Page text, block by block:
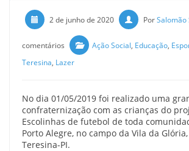
2 de junho de 2020 PorSalomão
comentários Ação Social, Educação,
Teresina, Lazer
No dia 01/05/2019 foi realizado uma
confraternização com as crianças do
Escolinhas de futebol de toda
Porto Alegre, no campo da Vila da
Teresina-PI.